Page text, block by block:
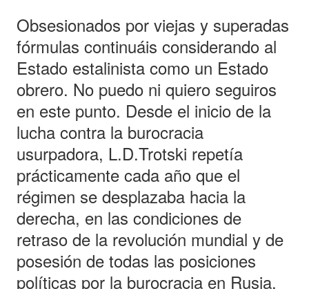
Obsesionados por viejas y superadas
fórmulas continuáis considerando al
Estado estalinista como un Estado
obrero. No puedo ni quiero seguiros
en este punto. Desde el inicio de la
lucha contra la burocracia
usurpadora, L.D.Trotski repetía
prácticamente cada año que el
régimen se desplazaba hacia la
derecha, en las condiciones de
retraso de la revolución mundial y de
posesión de todas las posiciones
políticas por la burocracia en Rusia.